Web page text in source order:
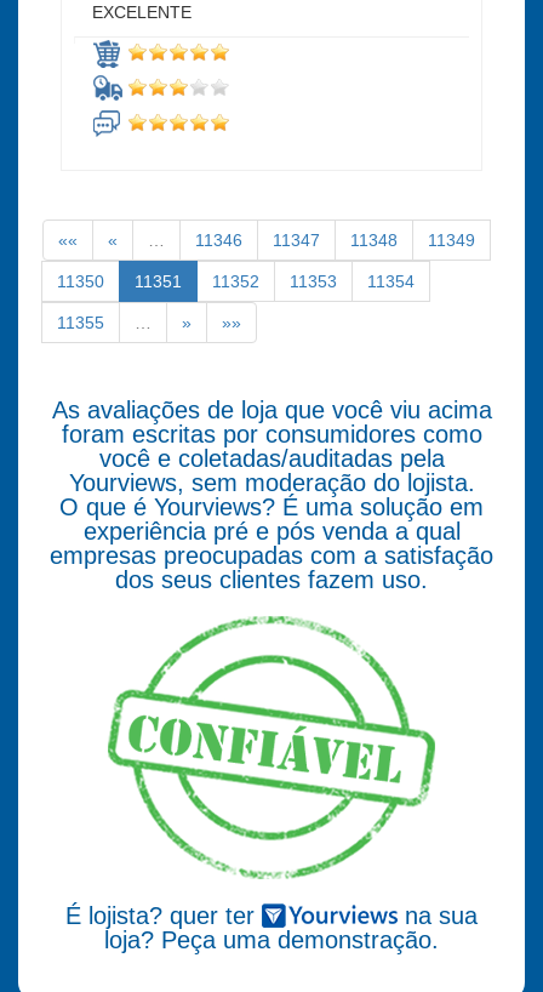
EXCELENTE
«« « … 11346 11347 11348 11349
11350 11351 11352 11353 11354
11355 … » »»
As avaliações de loja que você viu acima
foram escritas por consumidores como
você e coletadas/auditadas pela
Yourviews, sem moderação do lojista.
O que é Yourviews? É uma solução em
experiência pré e pós venda a qual
empresas preocupadas com a satisfação
dos seus clientes fazem uso.
É lojista? quer ter
na sua
loja? Peça uma demonstração.